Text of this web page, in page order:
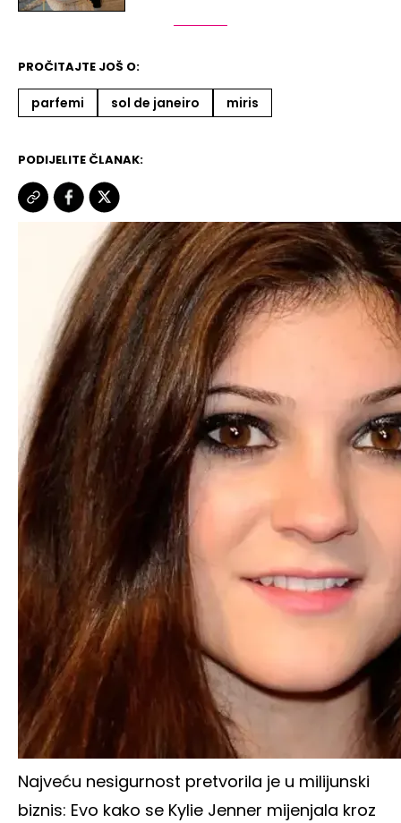
PROČITAJTE JOŠ O:
parfemi sol de janeiro miris
PODIJELITE ČLANAK:
Najveću nesigurnost pretvorila je u milijunski
biznis: Evo kako se Kylie Jenner mijenjala kroz